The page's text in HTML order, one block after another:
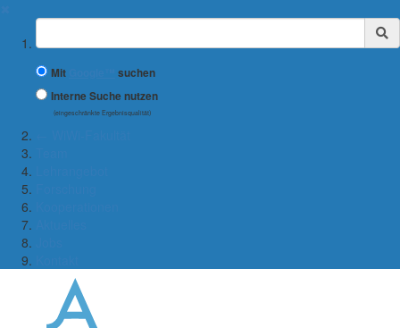
Suchbegriff
Mit
suchen
Interne Suche nutzen
(eingeschränkte Ergebnisqualität)